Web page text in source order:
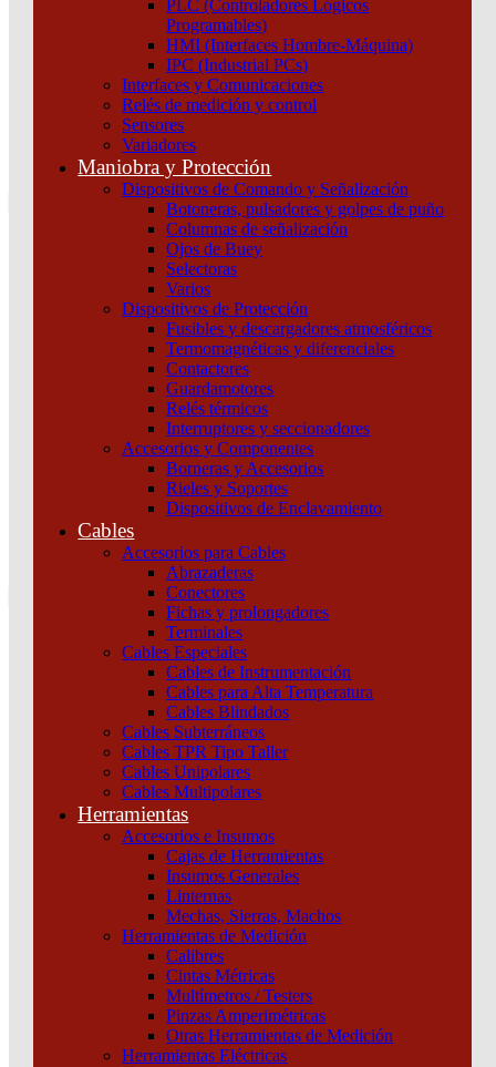
PLC (Controladores Lógicos
Programables)
HMI (Interfaces Hombre-Máquina)
IPC (Industrial PCs)
Interfaces y Comunicaciones
Relés de medición y control
Sensores
Variadores
Maniobra y Protección
Dispositivos de Comando y Señalización
Botoneras, pulsadores y golpes de puño
Columnas de señalización
Ojos de Buey
Selectoras
Varios
Dispositivos de Protección
Fusibles y descargadores atmosféricos
Termomagnéticas y diferenciales
Contactores
Guardamotores
Relés térmicos
Interruptores y seccionadores
Accesorios y Componentes
Borneras y Accesorios
Rieles y Soportes
Dispositivos de Enclavamiento
Cables
Accesorios para Cables
Abrazaderas
Conectores
Fichas y prolongadores
Terminales
Cables Especiales
Cables de Instrumentación
Cables para Alta Temperatura
Cables Blindados
Cables Subterráneos
Cables TPR Tipo Taller
Cables Unipolares
Cables Multipolares
Herramientas
Accesorios e Insumos
Cajas de Herramientas
Insumos Generales
Linternas
Mechas, Sierras, Machos
Herramientas de Medición
Calibres
Cintas Métricas
Multímetros / Testers
Pinzas Amperimétricas
Otras Herramientas de Medición
Herramientas Eléctricas
Atención por WhatsApp
Tu pedido
¿Que estas buscando hoy?
Atención telefónica
Atención por WhatsApp
Iluminación/Iluminación Interior/Paneles y Plafones
PLAFON CIRCULAR MACROLED 24W AC85-265V
NEUTRO 4500K
PANEL PLAFON CIRCULAR MACROLED 24W
AC85-265V NEUTRO 4500K